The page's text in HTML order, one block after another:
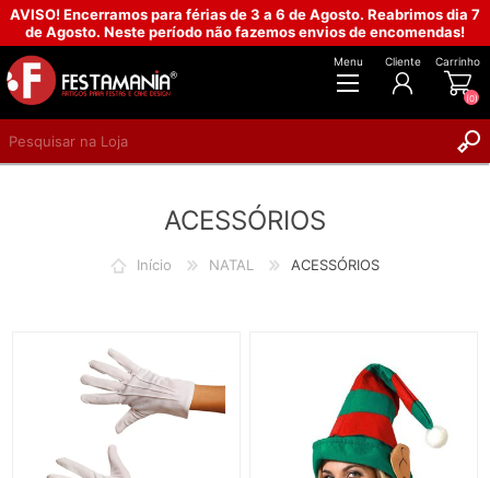
AVISO! Encerramos para férias de 3 a 6 de Agosto. Reabrimos dia 7
de Agosto. Neste período não fazemos envios de encomendas!
Menu Cliente Carrinho
(0)
ACESSÓRIOS
Início NATAL ACESSÓRIOS